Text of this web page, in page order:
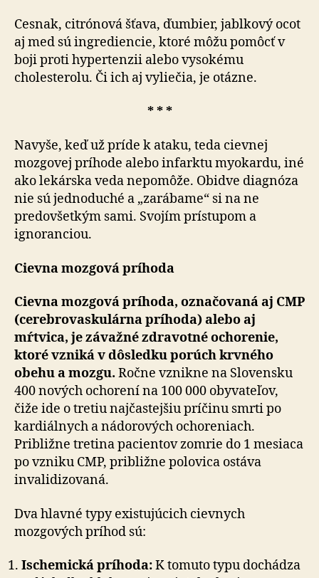
Cesnak, citrónová šťava, ďumbier, jablkový ocot
aj med sú ingrediencie, ktoré môžu pomôcť v
boji proti hypertenzii alebo vysokému
cholesterolu. Či ich aj vyliečia, je otázne.
* * *
Navyše, keď už príde k ataku, teda cievnej
mozgovej príhode alebo infarktu myokardu, iné
ako lekárska veda nepomôže. Obidve diagnóza
nie sú jednoduché a „zarábame“ si na ne
predovšetkým sami. Svojím prístupom a
ignoranciou.
Cievna mozgová príhoda
Cievna mozgová príhoda, označovaná aj CMP
(cerebrovaskulárna príhoda) alebo aj
mŕtvica, je závažné zdravotné ochorenie,
ktoré vzniká v dôsledku porúch krvného
obehu a mozgu. Ročne vznikne na Slovensku
400 nových ochorení na 100 000 obyvateľov,
čiže ide o tretiu najčastejšiu príčinu smrti po
kardiálnych a nádorových ochoreniach.
Približne tretina pacientov zomrie do 1 mesiaca
po vzniku CMP, približne polovica ostáva
invalidizovaná.
Dva hlavné typy existujúcich cievnych
mozgových príhod sú:
Ischemická príhoda:K tomuto typu dochádza